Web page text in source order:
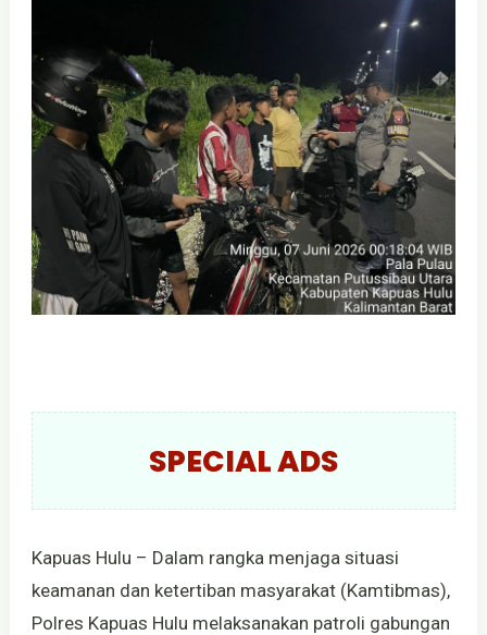
SPECIAL ADS
Kapuas Hulu – Dalam rangka menjaga situasi
keamanan dan ketertiban masyarakat (Kamtibmas),
Polres Kapuas Hulu melaksanakan patroli gabungan